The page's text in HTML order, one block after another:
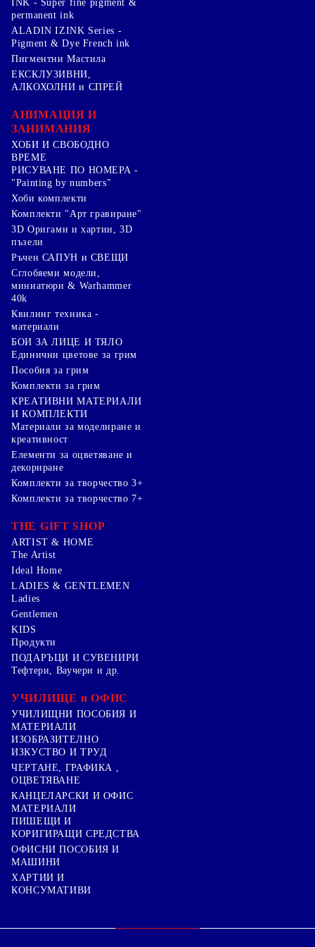
INK - Super fine pigment &
permanent ink
ALADIN IZINK Series -
Pigment & Dye French ink
Пигментни Мастила
ЕКСКЛУЗИВНИ,
АЛКОХОЛНИ и СПРЕЙ
АНИМАЦИЯ И
ЗАНИМАНИЯ
ХОБИ И СВОБОДНО
ВРЕМЕ
РИСУВАНЕ ПО НОМЕРА -
"Painting by numbers"
Хоби комплекти
Комплекти "Арт гравиране"
3D Оригами и хартии, 3D
пъзели
Ръчен САПУН и СВЕЩИ
Сглобяеми модели,
миниатюри & Warhammer
40k
Квилинг техника -
материали
БОИ ЗА ЛИЦЕ И ТЯЛО
Единични цветове за грим
Пособия за грим
Комплекти за грим
КРЕАТИВНИ МАТЕРИАЛИ
И КОМПЛЕКТИ
Mатериали за моделиране и
креативност
Елементи за оцветяване и
декориране
Комплекти за творчество 3+
Комплекти за творчество 7+
THE GIFT SHOP
ARTIST & HOME
The Artist
Ideal Home
LADIES & GENTLEMEN
Ladies
Gentlemen
KIDS
Продукти
ПОДАРЪЦИ И СУВЕНИРИ
Тефтери, Ваучери и др.
УЧИЛИЩЕ и ОФИС
УЧИЛИЩНИ ПОСОБИЯ И
МАТЕРИАЛИ
ИЗОБРАЗИТЕЛНО
ИЗКУСТВО И ТРУД
ЧЕРТАНЕ, ГРАФИКА ,
ОЦВЕТЯВАНЕ
КАНЦЕЛАРСКИ И ОФИС
МАТЕРИАЛИ
ПИШЕЩИ И
КОРИГИРАЩИ СРЕДСТВА
ОФИСНИ ПОСОБИЯ И
МАШИНИ
ХАРТИИ И
КОНСУМАТИВИ